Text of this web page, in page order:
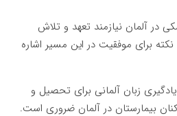
در آلمان نیازمند تعهد و تلاش
برای موفقیت در این مسیر اشاره
زبان آلمانی برای تحصیل و
بیمارستان در آلمان ضروری است.